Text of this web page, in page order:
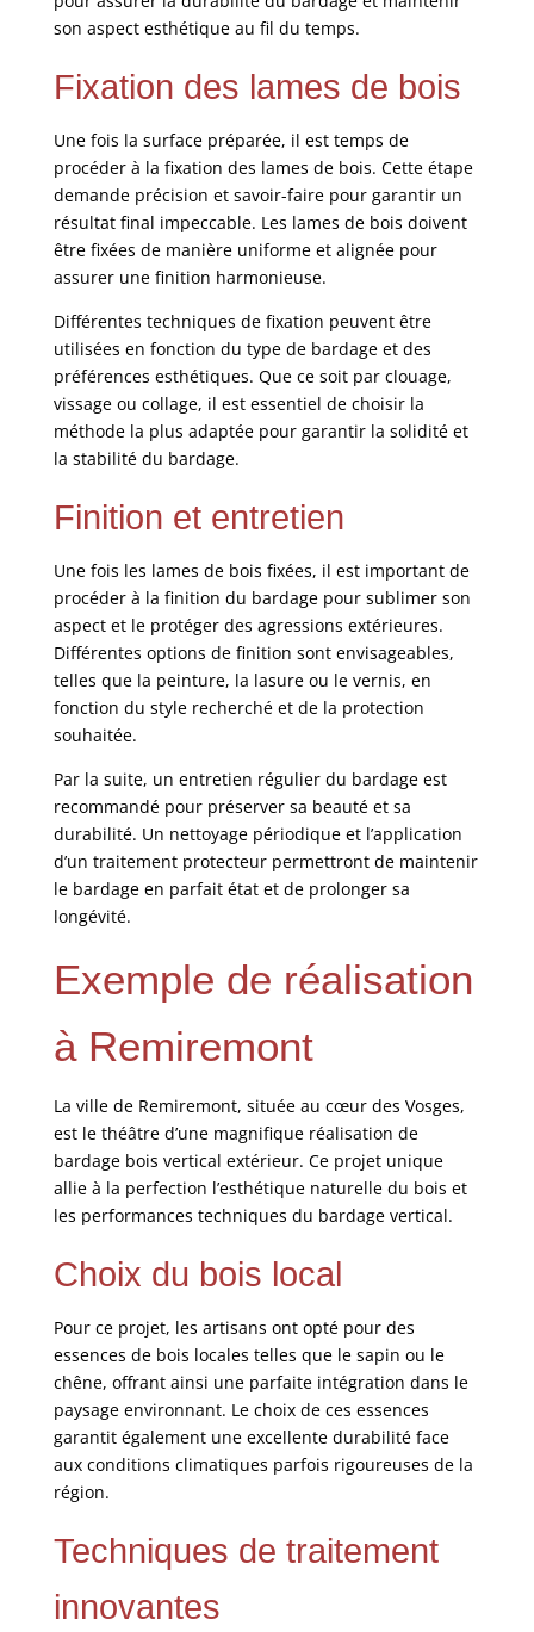
son aspect esthétique au fil du temps.
Fixation des lames de bois
Une fois la surface préparée, il est temps de
procéder à la fixation des lames de bois. Cette étape
demande précision et savoir-faire pour garantir un
résultat final impeccable. Les lames de bois doivent
être fixées de manière uniforme et alignée pour
assurer une finition harmonieuse.
Différentes techniques de fixation peuvent être
utilisées en fonction du type de bardage et des
préférences esthétiques. Que ce soit par clouage,
vissage ou collage, il est essentiel de choisir la
méthode la plus adaptée pour garantir la solidité et
la stabilité du bardage.
Finition et entretien
Une fois les lames de bois fixées, il est important de
procéder à la finition du bardage pour sublimer son
aspect et le protéger des agressions extérieures.
Différentes options de finition sont envisageables,
telles que la peinture, la lasure ou le vernis, en
fonction du style recherché et de la protection
souhaitée.
Par la suite, un entretien régulier du bardage est
recommandé pour préserver sa beauté et sa
durabilité. Un nettoyage périodique et l’application
d’un traitement protecteur permettront de maintenir
le bardage en parfait état et de prolonger sa
longévité.
Exemple de réalisation
à Remiremont
La ville de Remiremont, située au cœur des Vosges,
est le théâtre d’une magnifique réalisation de
bardage bois vertical extérieur. Ce projet unique
allie à la perfection l’esthétique naturelle du bois et
les performances techniques du bardage vertical.
Choix du bois local
Pour ce projet, les artisans ont opté pour des
essences de bois locales telles que le sapin ou le
chêne, offrant ainsi une parfaite intégration dans le
paysage environnant. Le choix de ces essences
garantit également une excellente durabilité face
aux conditions climatiques parfois rigoureuses de la
région.
Techniques de traitement
innovantes